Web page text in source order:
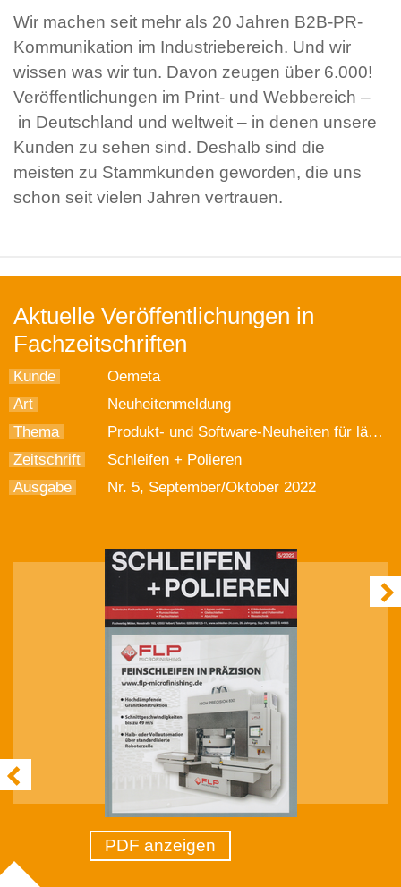
Wir machen seit mehr als 20 Jahren B2B-PR-
Kommunikation im Industriebereich. Und wir
wissen was wir tun. Davon zeugen über 6.000!
Veröffentlichungen im Print- und Webbereich –
in Deutschland und weltweit – in denen unsere
Kunden zu sehen sind. Deshalb sind die
meisten zu Stammkunden geworden, die uns
schon seit vielen Jahren vertrauen.
Aktuelle Veröffentlichungen in
Fachzeitschriften
Kunde
Oemeta
Art
Neuheitenmeldung
Thema
Produkt- und Software-Neuheiten für längere Werkzeugstandzeiten
Zeitschrift
Schleifen + Polieren
Ausgabe
Nr. 5, September/Oktober 2022
PDF anzeigen